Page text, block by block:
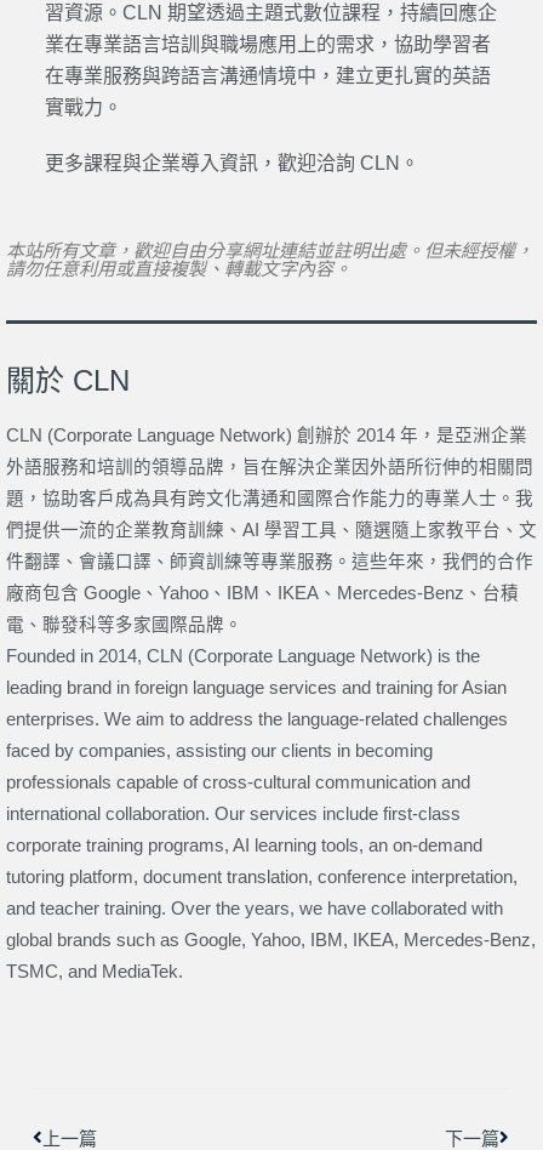
習資源。CLN 期望透過主題式數位課程，持續回應企
業在專業語言培訓與職場應用上的需求，協助學習者
在專業服務與跨語言溝通情境中，建立更扎實的英語
實戰力。
更多課程與企業導入資訊，歡迎洽詢 CLN。
本站所有文章，歡迎自由分享網址連結並註明出處。但未經授權，
請勿任意利用或直接複製、轉載文字內容。
關於 CLN
CLN (Corporate Language Network) 創辦於 2014 年，是亞洲企業
外語服務和培訓的領導品牌，旨在解決企業因外語所衍伸的相關問
題，協助客戶成為具有跨文化溝通和國際合作能力的專業人士。我
們提供一流的企業教育訓練、AI 學習工具、隨選隨上家教平台、文
件翻譯、會議口譯、師資訓練等專業服務。這些年來，我們的合作
廠商包含 Google、Yahoo、IBM、IKEA、Mercedes-Benz、台積
電、聯發科等多家國際品牌。
Founded in 2014, CLN (Corporate Language Network) is the
leading brand in foreign language services and training for Asian
enterprises. We aim to address the language-related challenges
faced by companies, assisting our clients in becoming
professionals capable of cross-cultural communication and
international collaboration. Our services include first-class
corporate training programs, AI learning tools, an on-demand
tutoring platform, document translation, conference interpretation,
and teacher training. Over the years, we have collaborated with
global brands such as Google, Yahoo, IBM, IKEA, Mercedes-Benz,
TSMC, and MediaTek.
上一篇 下一篇